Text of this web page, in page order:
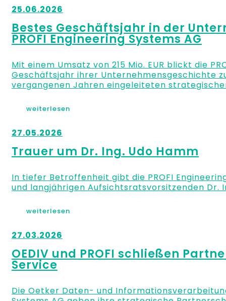
25.06.2026
Bestes Geschäftsjahr in der
PROFI Engineering Systems AG
Mit einem Umsatz von 215 Mio. EUR blickt die
Geschäftsjahr ihrer Unternehmensgeschichte
vergangenen Jahren eingeleiteten
weiterlesen
27.05.2026
Trauer um Dr. Ing. Udo Hamm
In tiefer Betroffenheit gibt die PROFI
und langjährigen Aufsichtsratsvorsitzenden Dr.
weiterlesen
27.03.2026
OEDIV und PROFI schließen
Service
Die Oetker Daten- und